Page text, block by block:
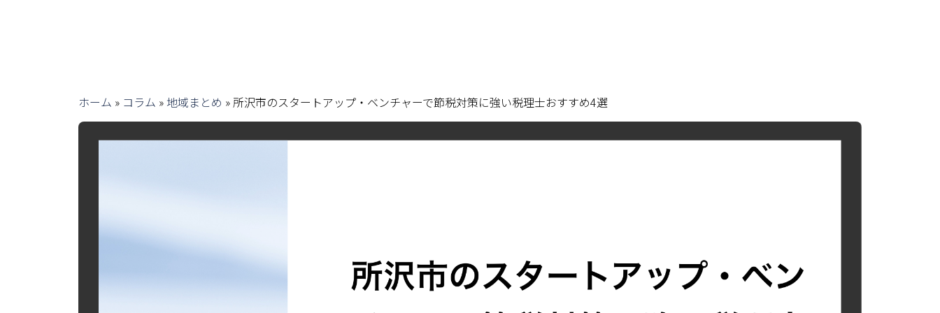
ホーム » コラム » 地域まとめ »所沢市のスタートアップ・ベンチャーで節税対策に強い税理士おすすめ4選